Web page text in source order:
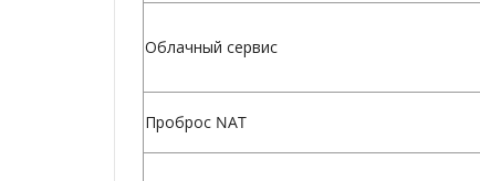
Облачный сервис
Проброс NAT